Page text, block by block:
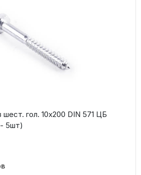
гол. 10х200 DIN 571 ЦБ
5шт)